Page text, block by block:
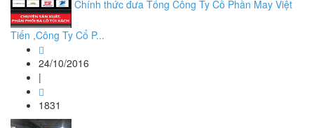
Chính thức đưa Tổng Công Ty Cồ Phần May Việt
Tiến ,Công Ty Cổ P...
24/10/2016
|
1831